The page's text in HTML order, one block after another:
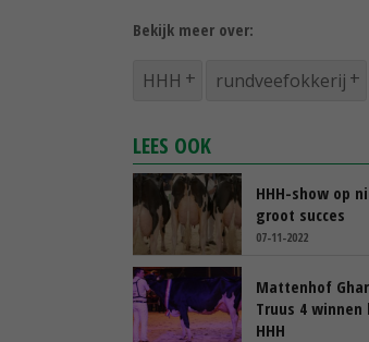
Bekijk meer over:
HHH rundveefokkerij
LEES OOK
HHH-show op
groot succes
07-11-2022
Mattenhof
Truus 4
HHH